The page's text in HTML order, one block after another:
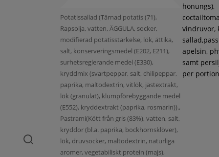
Potatissallad (Tärnad potatis (71),
Rapsolja, vatten, ÄGGULA, socker,
modifierad potatisstärkelse, lök, ättika,
salt, konserveringsmedel (E202, E211),
surhetsreglerande medel (E330),
kryddmix (svartpeppar, salt, chilipeppar,
paprika, maltodextrin, vitlök, jästextrakt,
lök (granulat), klumpförebyggande medel
(E552), kryddextrakt (paprika, rosmarin)).,
Pastrami(Kött från gris (83%), vatten, salt,
kryddor (bl.a. paprika, bockhornsklöver),
lök, druvsocker, maltodextrin, naturliga
aromer, vegetabiliskt protein (majs),
honungs),
vindruvor,
apelsin,
samt
per